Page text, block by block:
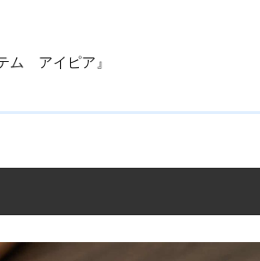
ム アイピア』